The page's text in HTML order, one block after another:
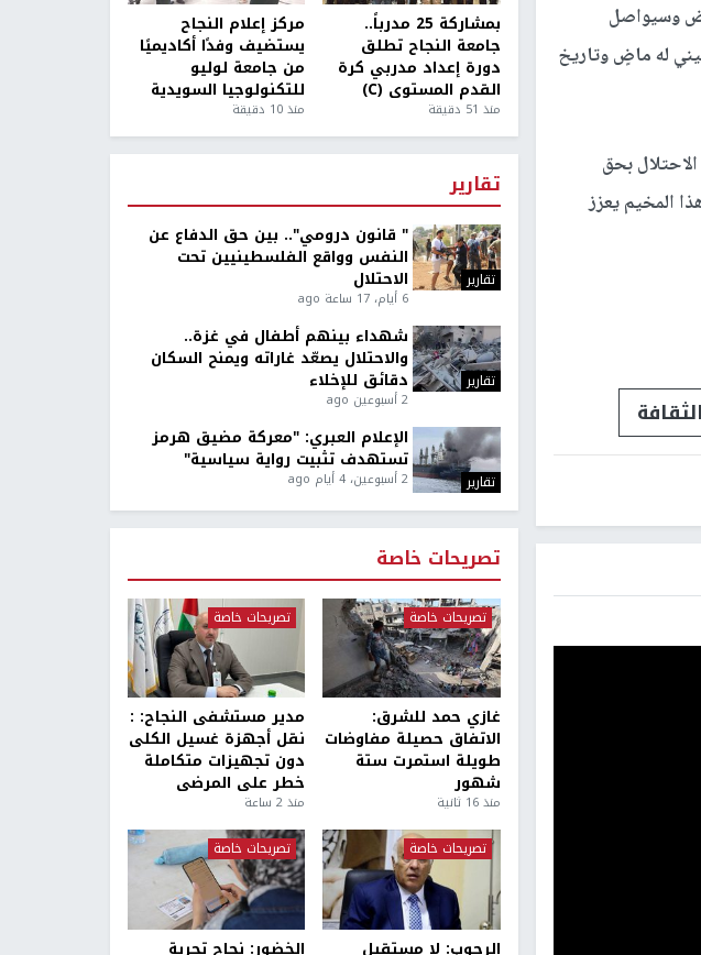
وسيواصل
له ماضٍ وتاريخ
بحق
المخيم يعزز
بمشاركة 25 مدرباً..
جامعة النجاح تطلق
دورة إعداد مدربي كرة
القدم المستوى (C)
منذ 51 دقيقة
مركز إعلام النجاح
يستضيف وفدًا أكاديميًا
من جامعة لوليو
للتكنولوجيا السويدية
منذ 10 دقيقة
تقارير
تقارير
" قانون درومي".. بين حق الدفاع عن
النفس وواقع الفلسطينيين تحت
الاحتلال
6 أيام، 17 ساعة ago
تقارير
شهداء بينهم أطفال في غزة..
والاحتلال يصعّد غاراته ويمنح السكان
دقائق للإخلاء
2 أسبوعين ago
تقارير
الإعلام العبري: "معركة مضيق هرمز
تستهدف تثبيت رواية سياسية"
2 أسبوعين، 4 أيام ago
تصريحات خاصة
تصريحات خاصة
غازي حمد للشرق:
الاتفاق حصيلة مفاوضات
طويلة استمرت ستة
شهور
منذ 16 ثانية
تصريحات خاصة
مدير مستشفى النجاح: :
نقل أجهزة غسيل الكلى
دون تجهيزات متكاملة
خطر على المرضى
منذ 2 ساعة
تصريحات خاصة
الرجوب: لا مستقبل
تصريحات خاصة
الخضور: نجاح تجربة